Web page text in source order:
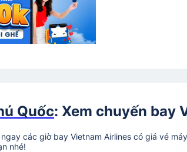
Quốc: Xem chuyến bay
các giờ bay Vietnam Airlines có giá vé
nhé!